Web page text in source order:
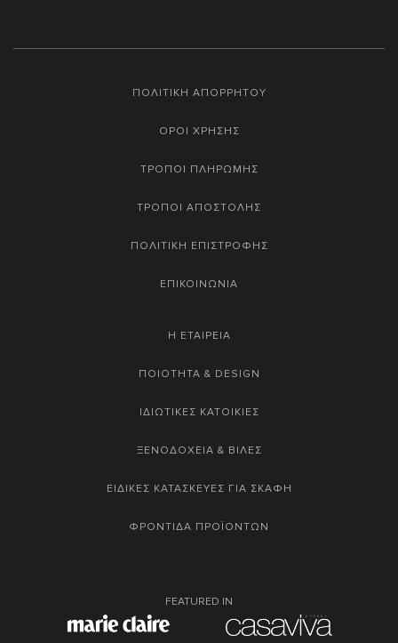
ΠΟΛΙΤΙΚΗ ΑΠΟΡΡΗΤΟΥ
ΟΡΟΙ ΧΡΗΣΗΣ
ΤΡΟΠΟΙ ΠΛΗΡΩΜΗΣ
ΤΡΟΠΟΙ ΑΠΟΣΤΟΛΗΣ
ΠΟΛΙΤΙΚΗ ΕΠΙΣΤΡΟΦΗΣ
ΕΠΙΚΟΙΝΩΝΙΑ
Η ΕΤΑΙΡΕΙΑ
ΠΟΙΟΤΗΤΑ & DESIGN
ΙΔΙΩΤΙΚΕΣ ΚΑΤΟΙΚΙΕΣ
ΞΕΝΟΔΟΧΕΙΑ & ΒΙΛΕΣ
ΕΙΔΙΚΕΣ ΚΑΤΑΣΚΕΥΕΣ ΓΙΑ ΣΚΑΦΗ
ΦΡΟΝΤΙΔΑ ΠΡΟΪΟΝΤΩΝ
FEATURED IN